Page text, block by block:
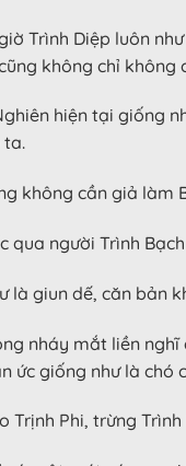
Trình Diệp luôn
không chỉ không
hiện tại giống
ta.
không cần giả làm
qua người Trình
là giun dế, căn bản
nháy mắt liền
ức giống như là
Trịnh Phi, trừng